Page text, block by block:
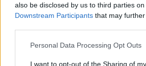
also be disclosed by us to third parties on
Downstream Participants that may
Please note that this website/app uses
not limited to your visit or usage
Personal Data Processing Opt Outs
I want to opt-out of the Sharing of my
Βίντεο: Σπάνιο καφέ πάντα
Πρόκειται για την 11η θέαση του είδους